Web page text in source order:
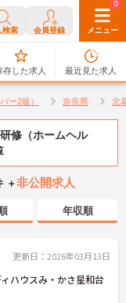
検索 会員登録 メニュー
0
存した求人
0
最近見た求人
ー2級） 奈良県 北
修（ホームヘル
＋非公開求人
年収順
更新日：2026年03月13日
ハウスみ・かさ星和台